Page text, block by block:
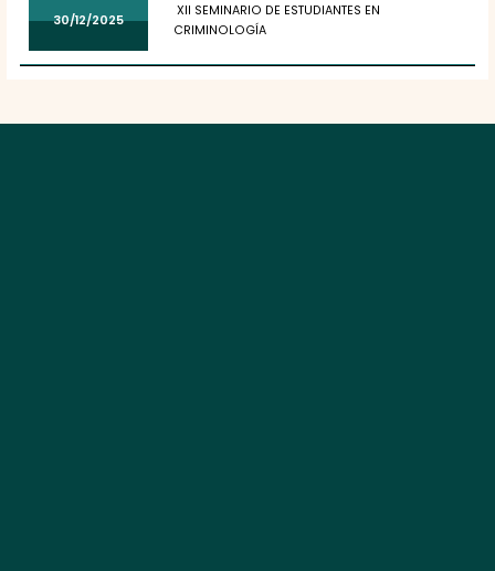
30/12/2025
XII SEMINARIO DE ESTUDIANTES EN
CRIMINOLOGÍA